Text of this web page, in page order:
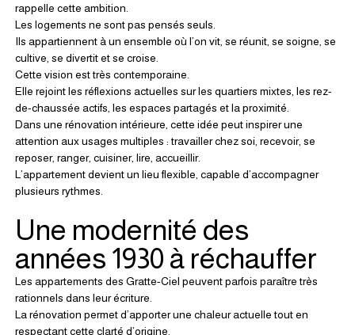
rappelle cette ambition.
Les logements ne sont pas pensés seuls.
Ils appartiennent à un ensemble où l’on vit, se réunit, se soigne, se
cultive, se divertit et se croise.
Cette vision est très contemporaine.
Elle rejoint les réflexions actuelles sur les quartiers mixtes, les rez-
de-chaussée actifs, les espaces partagés et la proximité.
Dans une rénovation intérieure, cette idée peut inspirer une
attention aux usages multiples : travailler chez soi, recevoir, se
reposer, ranger, cuisiner, lire, accueillir.
L’appartement devient un lieu flexible, capable d’accompagner
plusieurs rythmes.
Une modernité des
années 1930 à réchauffer
Les appartements des Gratte-Ciel peuvent parfois paraître très
rationnels dans leur écriture.
La rénovation permet d’apporter une chaleur actuelle tout en
respectant cette clarté d’origine.